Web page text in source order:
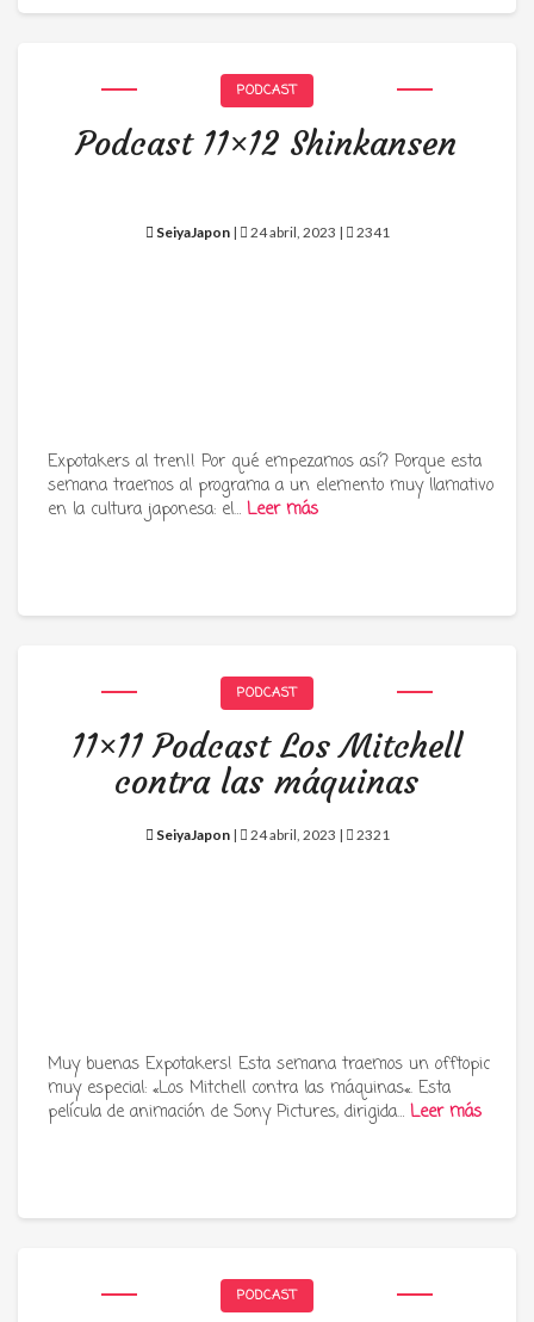
PODCAST
Podcast 11×12 Shinkansen
SeiyaJapon| 24 abril, 2023 | 2341
Expotakers al tren!! Por qué empezamos así? Porque esta
semana traemos al programa a un elemento muy llamativo
en la cultura japonesa: el… Leer más
PODCAST
11×11 Podcast Los Mitchell
contra las máquinas
SeiyaJapon| 24 abril, 2023 | 2321
Muy buenas Expotakers! Esta semana traemos un offtopic
muy especial: «Los Mitchell contra las máquinas«. Esta
película de animación de Sony Pictures, dirigida… Leer más
PODCAST